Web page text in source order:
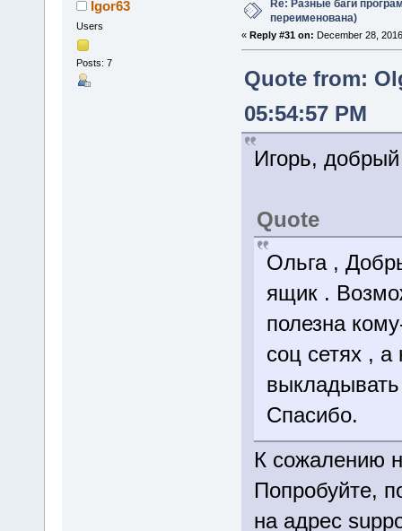
Igor63
Users
Posts: 7
Re: Разные баги
переименована)
« Reply #31 on: December 28,
Quote from:
05:54:57 PM
Игорь,
Quote
Ольга ,
ящик .
полезна
соц сетях , а
Спасибо.
К сожалению
Попробуйте,
на адрес